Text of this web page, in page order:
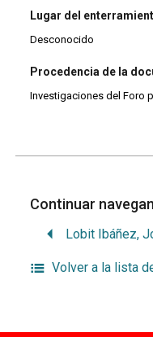
Lugar del
Desconocido
Procedencia de la
Investigaciones del Foro
Continuar
Lobit Ibáñez,
Volver a la lista